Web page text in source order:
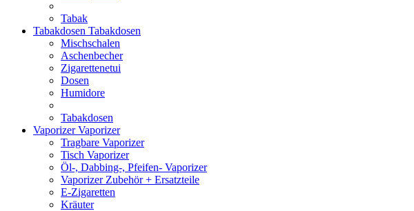
Tabak
Tabakdosen Tabakdosen
Mischschalen
Aschenbecher
Zigarettenetui
Dosen
Humidore
Tabakdosen
VaporizerVaporizer
Tragbare Vaporizer
Tisch Vaporizer
Öl-, Dabbing-, Pfeifen- Vaporizer
Vaporizer Zubehör + Ersatzteile
E-Zigaretten
Kräuter